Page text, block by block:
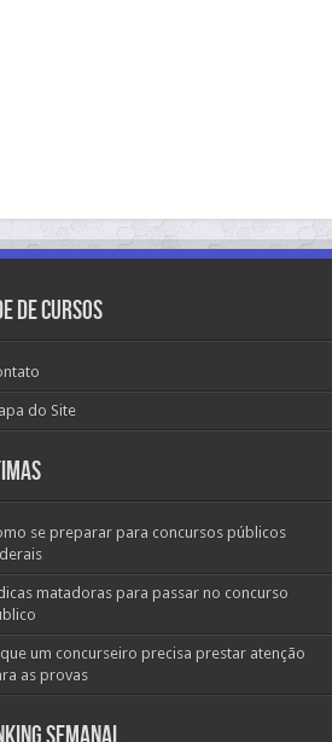
de Cursos
do Site
se preparar para concursos públicos
matadoras para passar no concurso
um concurseiro precisa prestar atenção
as provas